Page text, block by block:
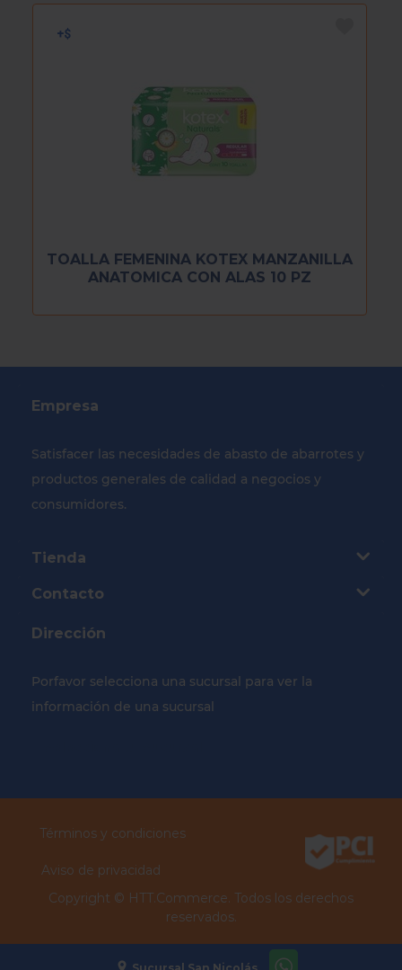
TOALLA FEMENINA KOTEX MANZANILLA
ANATOMICA CON ALAS 10 PZ
Empresa
Satisfacer las necesidades de abasto de abarrotes y
productos generales de calidad a negocios y
consumidores.
Tienda
Contacto
Dirección
Porfavor selecciona una sucursal para ver la
información de una sucursal
Términos y condiciones
Aviso de privacidad
Copyright © HTT.Commerce. Todos los derechos
reservados.